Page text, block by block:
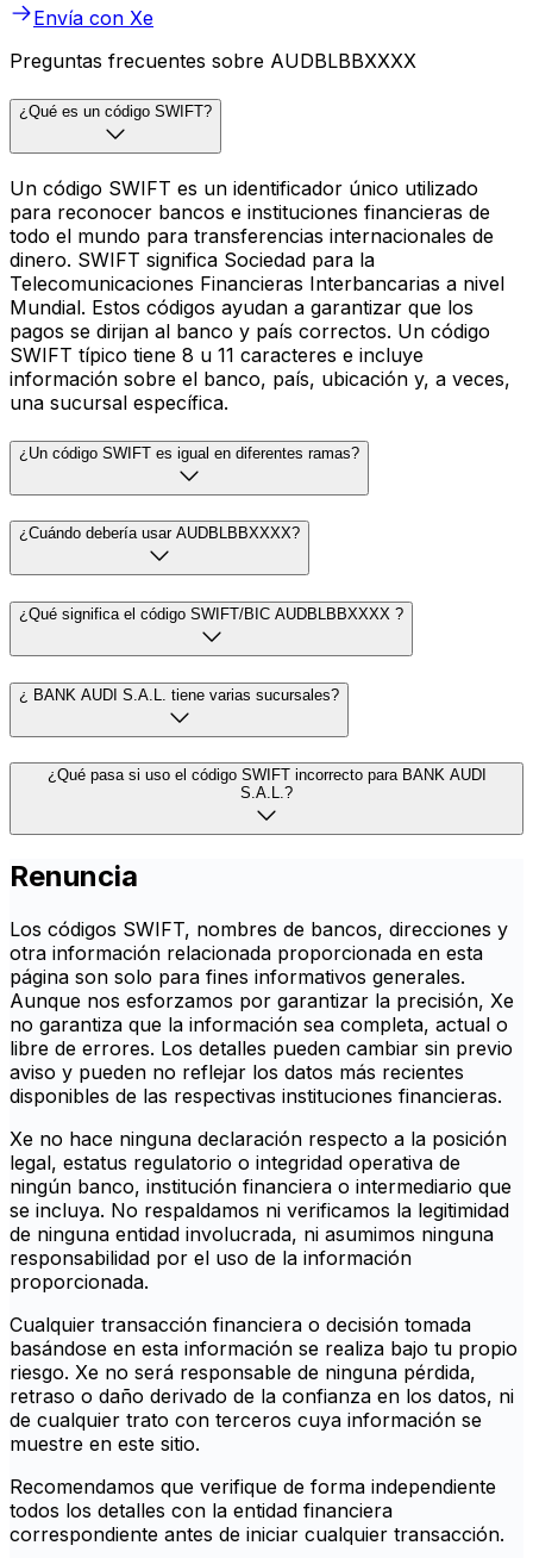
Envía con Xe
Preguntas frecuentes sobre AUDBLBBXXXX
¿Qué es un código SWIFT?
Un código SWIFT es un identificador único utilizado
para reconocer bancos e instituciones financieras de
todo el mundo para transferencias internacionales de
dinero. SWIFT significa Sociedad para la
Telecomunicaciones Financieras Interbancarias a nivel
Mundial. Estos códigos ayudan a garantizar que los
pagos se dirijan al banco y país correctos. Un código
SWIFT típico tiene 8 u 11 caracteres e incluye
información sobre el banco, país, ubicación y, a veces,
una sucursal específica.
¿Un código SWIFT es igual en diferentes ramas?
¿Cuándo debería usar AUDBLBBXXXX?
¿Qué significa el código SWIFT/BIC AUDBLBBXXXX ?
¿ BANK AUDI S.A.L. tiene varias sucursales?
¿Qué pasa si uso el código SWIFT incorrecto para BANK AUDI
S.A.L.?
Renuncia
Los códigos SWIFT, nombres de bancos, direcciones y
otra información relacionada proporcionada en esta
página son solo para fines informativos generales.
Aunque nos esforzamos por garantizar la precisión, Xe
no garantiza que la información sea completa, actual o
libre de errores. Los detalles pueden cambiar sin previo
aviso y pueden no reflejar los datos más recientes
disponibles de las respectivas instituciones financieras.
Xe no hace ninguna declaración respecto a la posición
legal, estatus regulatorio o integridad operativa de
ningún banco, institución financiera o intermediario que
se incluya. No respaldamos ni verificamos la legitimidad
de ninguna entidad involucrada, ni asumimos ninguna
responsabilidad por el uso de la información
proporcionada.
Cualquier transacción financiera o decisión tomada
basándose en esta información se realiza bajo tu propio
riesgo. Xe no será responsable de ninguna pérdida,
retraso o daño derivado de la confianza en los datos, ni
de cualquier trato con terceros cuya información se
muestre en este sitio.
Recomendamos que verifique de forma independiente
todos los detalles con la entidad financiera
correspondiente antes de iniciar cualquier transacción.